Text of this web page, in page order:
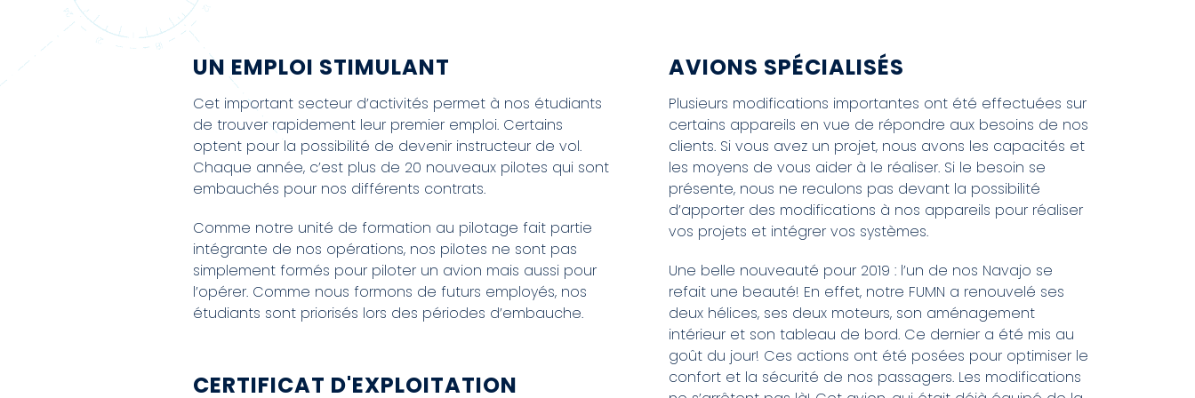
UN EMPLOI STIMULANT
Cet important secteur d’activités permet à nos étudiants
de trouver rapidement leur premier emploi. Certains
optent pour la possibilité de devenir instructeur de vol.
Chaque année, c’est plus de 20 nouveaux pilotes qui sont
embauchés pour nos différents contrats.
Comme notre unité de formation au pilotage fait partie
intégrante de nos opérations, nos pilotes ne sont pas
simplement formés pour piloter un avion mais aussi pour
l’opérer. Comme nous formons de futurs employés, nos
étudiants sont priorisés lors des périodes d’embauche.
CERTIFICAT D'EXPLOITATION
AVIONS SPÉCIALISÉS
Plusieurs modifications importantes ont été effectuées sur
certains appareils en vue de répondre aux besoins de nos
clients. Si vous avez un projet, nous avons les capacités et
les moyens de vous aider à le réaliser. Si le besoin se
présente, nous ne reculons pas devant la possibilité
d’apporter des modifications à nos appareils pour réaliser
vos projets et intégrer vos systèmes.
Une belle nouveauté pour 2019 : l’un de nos Navajo se
refait une beauté! En effet, notre FUMN a renouvelé ses
deux hélices, ses deux moteurs, son aménagement
intérieur et son tableau de bord. Ce dernier a été mis au
goût du jour! Ces actions ont été posées pour optimiser le
confort et la sécurité de nos passagers. Les modifications